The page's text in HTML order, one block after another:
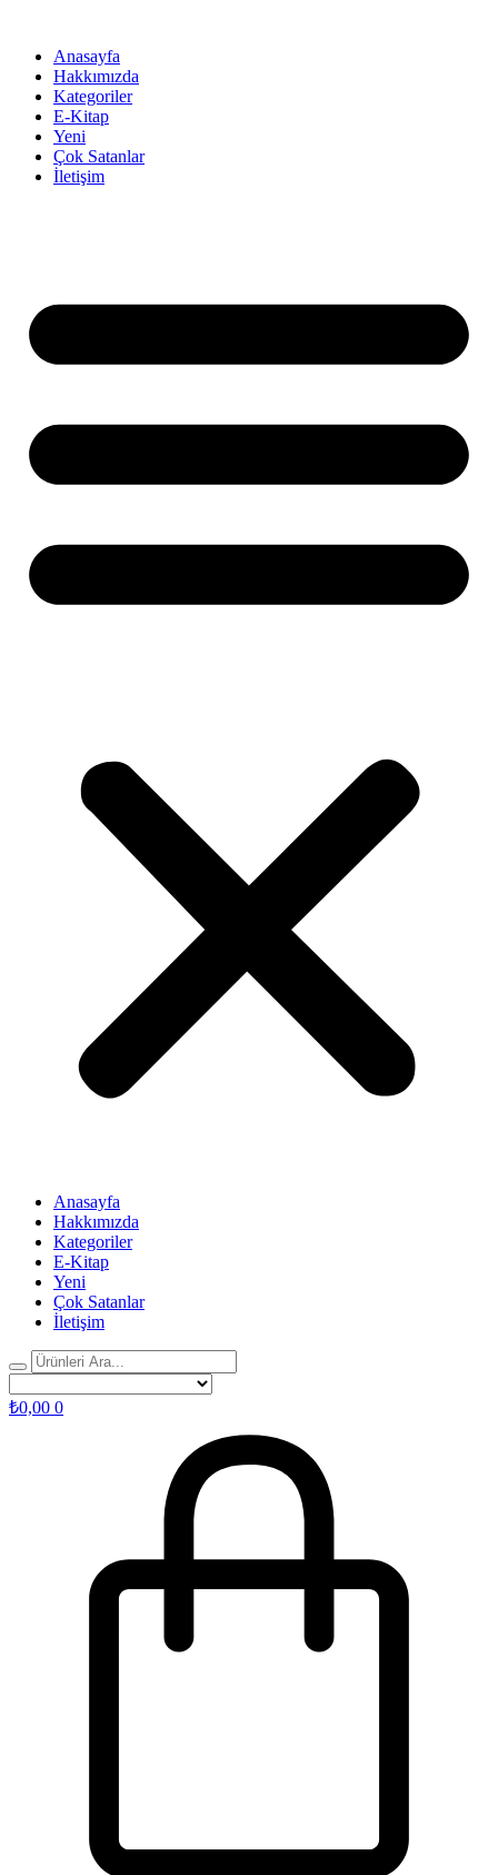
Anasayfa
Hakkımızda
Kategoriler
E-Kitap
Yeni
Çok Satanlar
İletişim
Anasayfa
Hakkımızda
Kategoriler
E-Kitap
Yeni
Çok Satanlar
İletişim
₺0,00 0